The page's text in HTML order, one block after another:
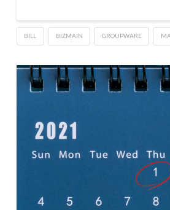
BILL BIZMAIN GROUPWARE